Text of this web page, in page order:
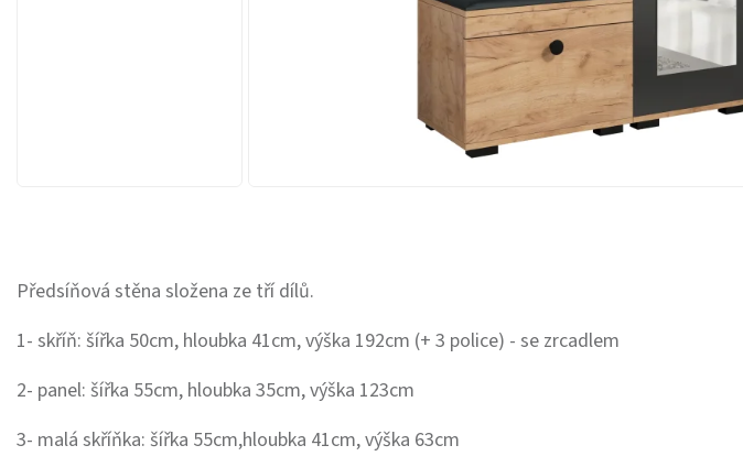
Předsíňová stěna složena ze tří dílů.
1- skříň: šířka 50cm, hloubka 41cm, výška 192cm (+ 3 police) - se zrcadlem
2- panel: šířka 55cm, hloubka 35cm, výška 123cm
3- malá skříňka: šířka 55cm,hloubka 41cm, výška 63cm